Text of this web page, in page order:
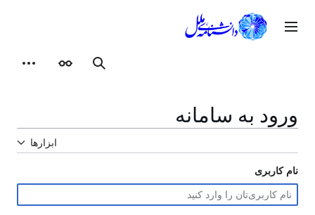
محتوااصلی
جستجوظاهر
ابزارهای
ورود به سامانه
ابزارها
نام کاربری